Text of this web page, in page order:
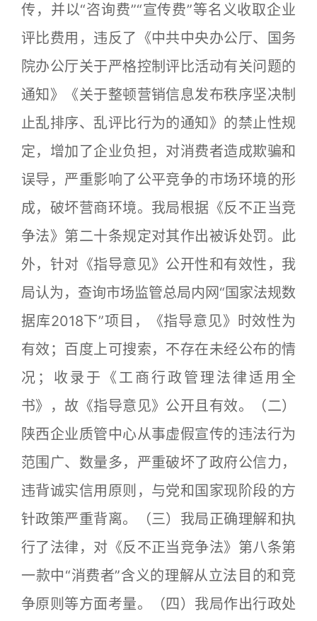
传，并以“咨询费”“宣传费”等名义收取企业
评比费用，违反了《中共中央办公厅、国务
院办公厅关于严格控制评比活动有关问题的
通知》《关于整顿营销信息发布秩序坚决制
止乱排序、乱评比行为的通知》的禁止性规
定，增加了企业负担，对消费者造成欺骗和
误导，严重影响了公平竞争的市场环境的形
成，破坏营商环境。我局根据《反不正当竞
争法》第二十条规定对其作出被诉处罚。此
外，针对《指导意见》公开性和有效性，我
局认为，查询市场监管总局内网“国家法规数
据库2018下”项目，《指导意见》时效性为
有效；百度上可搜索，不存在未经公布的情
况；收录于《工商行政管理法律适用全
书》，故《指导意见》公开且有效。（二）
陕西企业质管中心从事虚假宣传的违法行为
范围广、数量多，严重破坏了政府公信力，
违背诚实信用原则，与党和国家现阶段的方
针政策严重背离。（三）我局正确理解和执
行了法律，对《反不正当竞争法》第八条第
一款中“消费者”含义的理解从立法目的和竞
争原则等方面考量。（四）我局作出行政处